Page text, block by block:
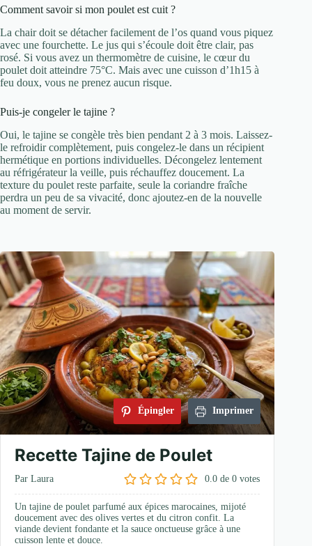
Comment savoir si mon poulet est cuit ?
La chair doit se détacher facilement de l’os quand vous piquez
avec une fourchette. Le jus qui s’écoule doit être clair, pas
rosé. Si vous avez un thermomètre de cuisine, le cœur du
poulet doit atteindre 75°C. Mais avec une cuisson d’1h15 à
feu doux, vous ne prenez aucun risque.
Puis-je congeler le tajine ?
Oui, le tajine se congèle très bien pendant 2 à 3 mois. Laissez-
le refroidir complètement, puis congelez-le dans un récipient
hermétique en portions individuelles. Décongelez lentement
au réfrigérateur la veille, puis réchauffez doucement. La
texture du poulet reste parfaite, seule la coriandre fraîche
perdra un peu de sa vivacité, donc ajoutez-en de la nouvelle
au moment de servir.
Épingler Imprimer
Recette Tajine de Poulet
Par Laura 0.0 de0 votes
Un tajine de poulet parfumé aux épices marocaines, mijoté
doucement avec des olives vertes et du citron confit. La
viande devient fondante et la sauce onctueuse grâce à une
cuisson lente et douce.